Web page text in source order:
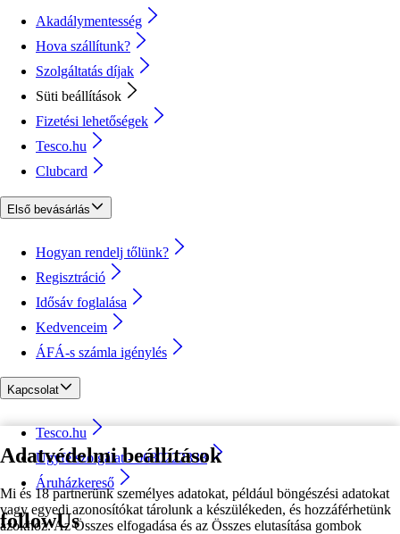
Adatvédelmi beállítások
Mi és 18 partnerünk személyes adatokat, például böngészési adatokat
vagy egyedi azonosítókat tárolunk a készülékeden, és hozzáférhetünk
azokhoz. Az Összes elfogadása és az Összes elutasítása gombok
Akadálymentesség
Hova szállítunk?
Szolgáltatás díjak
Süti beállítások
Fizetési lehetőségek
Tesco.hu
Clubcard
Első bevásárlás
Hogyan rendelj tőlünk?
Regisztráció
Idősáv foglalása
Kedvenceim
ÁFÁ-s számla igénylés
Kapcsolat
Tesco.hu
Ügyfélszolgálat - 0680222333
Áruházkereső
followUs